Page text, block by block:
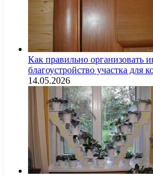
Как правильно организовать
благоустройство участка для
14.05.2026